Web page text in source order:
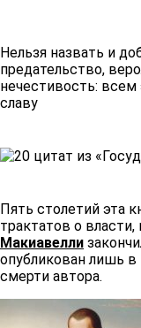
Нельзя назвать и
предательство,
нечестивость:
славу
Пять столетий эта
трактатов о власти,
Макиавелли
опубликован лишь в
смерти автора.